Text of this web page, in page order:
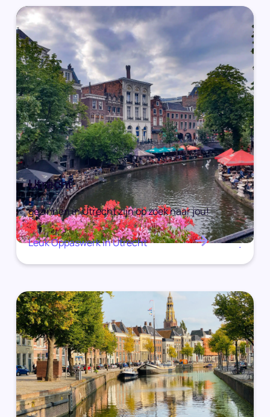
Utrecht
gezinnen in Utrecht zijn op zoek naar jou!
Leuk Oppaswerk in Utrecht .